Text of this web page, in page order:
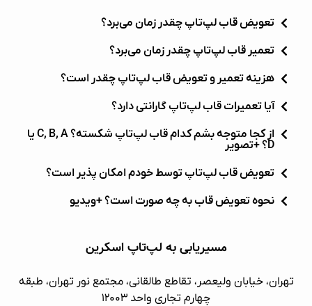
تعویض قاب لپ‌تاپ چقدر زمان می‌برد؟
تعمیر قاب لپ‌تاپ چقدر زمان می‌برد؟
هزینه تعمیر و تعویض قاب لپ‌تاپ چقدر است؟
آیا تعمیرات قاب لپ‌تاپ گارانتی دارد؟
از کجا متوجه بشم کدام قاب لپ‌تاپ شکسته؟ C, B, A یا
D؟ +تصویر
تعویض قاب لپ‌تاپ توسط خودم امکان پذیر است؟
نحوه تعویض قاب به چه صورت است؟ +ویدیو
مسیریابی به لپ‌تاپ اسکرین
تهران، خیابان ولیعصر، تقاطع طالقانی، مجتمع نور تهران، طبقه
چهارم تجاری واحد ۱۲۰۰۳